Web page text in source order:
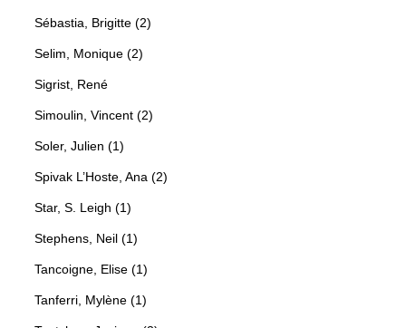
Sébastia, Brigitte (2)
Selim, Monique (2)
Sigrist, René
Simoulin, Vincent (2)
Soler, Julien (1)
Spivak L’Hoste, Ana (2)
Star, S. Leigh (1)
Stephens, Neil (1)
Tancoigne, Elise (1)
Tanferri, Mylène (1)